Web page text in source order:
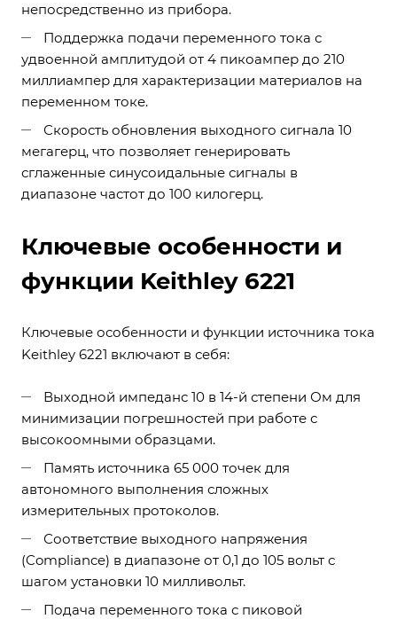
непосредственно из прибора.
Поддержка подачи переменного тока с
удвоенной амплитудой от 4 пикоампер до 210
миллиампер для характеризации материалов на
переменном токе.
Скорость обновления выходного сигнала 10
мегагерц, что позволяет генерировать
сглаженные синусоидальные сигналы в
диапазоне частот до 100 килогерц.
Ключевые особенности и
функции Keithley 6221
Ключевые особенности и функции источника тока
Keithley 6221 включают в себя:
Выходной импеданс 10 в 14-й степени Ом для
минимизации погрешностей при работе с
высокоомными образцами.
Память источника 65 000 точек для
автономного выполнения сложных
измерительных протоколов.
Соответствие выходного напряжения
(Compliance) в диапазоне от 0,1 до 105 вольт с
шагом установки 10 милливольт.
Подача переменного тока с пиковой